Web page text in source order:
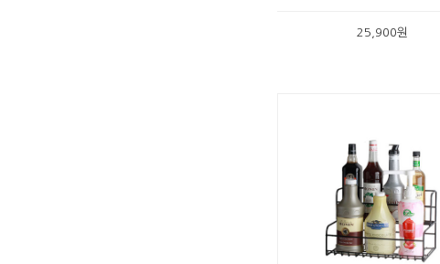
25,900원